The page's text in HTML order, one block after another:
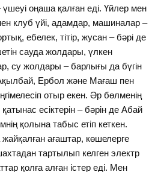
оңаша қалған еді. Үйлер мен
клуб үйі, адамдар, машиналар –
ебелек, тітір, жусан – бәрі де
сауда жолдары, үлкен
су жолдары – барлығы да бүгін
Ербол және Мағаш пен
отыр екен. Әр бөлменің
есіктерін – бәрін де Абай
қолына табыс етіп кеткен.
ағаштар, көшелерге
тартылып келген электр
қолға алған істер еді. Мен